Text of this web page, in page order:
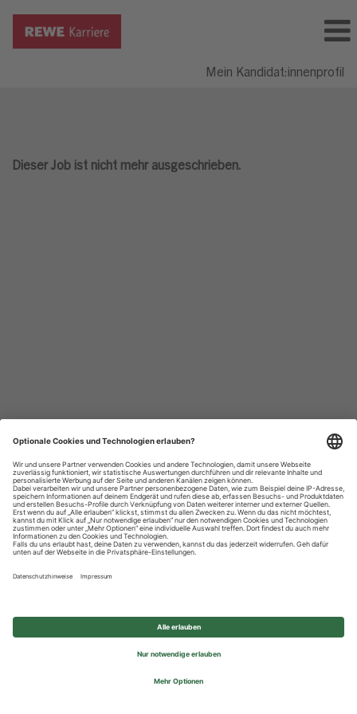
Mein Kandidat:innenprofil
Dieser Job ist nicht mehr ausgeschrieben.
Datenschutzhinweise
Impressum
Privatsphäre-Einstellungen
© 2026 REWE Group - All rights reserved